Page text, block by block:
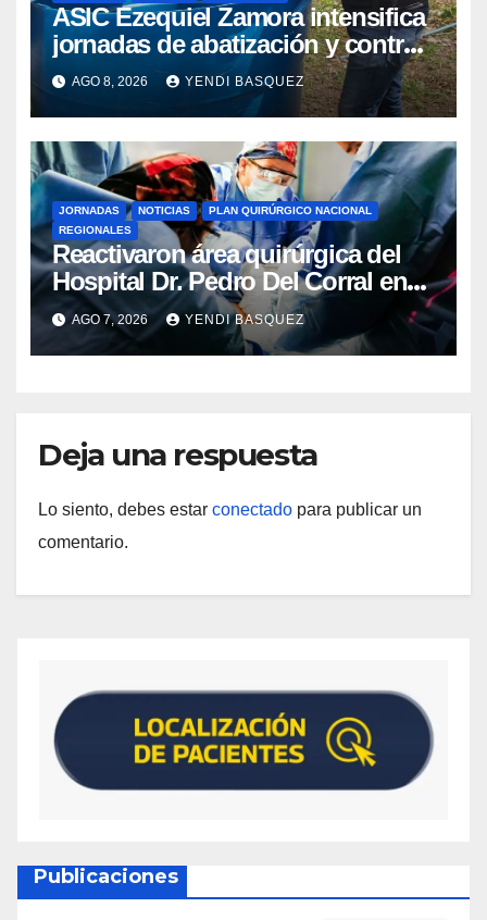
ASIC Ezequiel Zamora intensifica
jornadas de abatización y control
de vectores en comunidades del
Guárico
AGO 8, 2026 YENDI BASQUEZ
JORNADAS NOTICIAS
PLAN QUIRÚRGICO NACIONAL
REGIONALES
Reactivaron área quirúrgica del
Hospital Dr. Pedro Del Corral en
Guárico
AGO 7, 2026 YENDI BASQUEZ
Deja una respuesta
Lo siento, debes estar conectado para publicar un
comentario.
Publicaciones